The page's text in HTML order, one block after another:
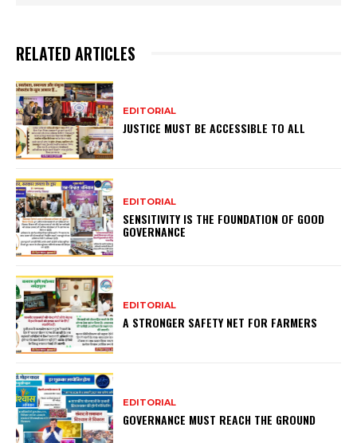
RELATED ARTICLES
EDITORIAL
JUSTICE MUST BE ACCESSIBLE TO ALL
EDITORIAL
SENSITIVITY IS THE FOUNDATION OF GOOD
GOVERNANCE
EDITORIAL
A STRONGER SAFETY NET FOR FARMERS
EDITORIAL
GOVERNANCE MUST REACH THE GROUND